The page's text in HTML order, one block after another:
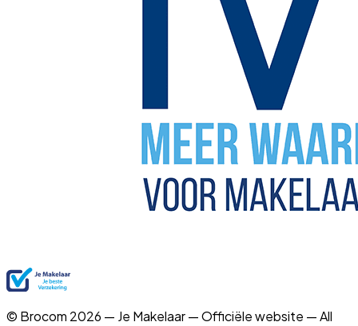
© Brocom 2026 — Je Makelaar — Officiële website — All